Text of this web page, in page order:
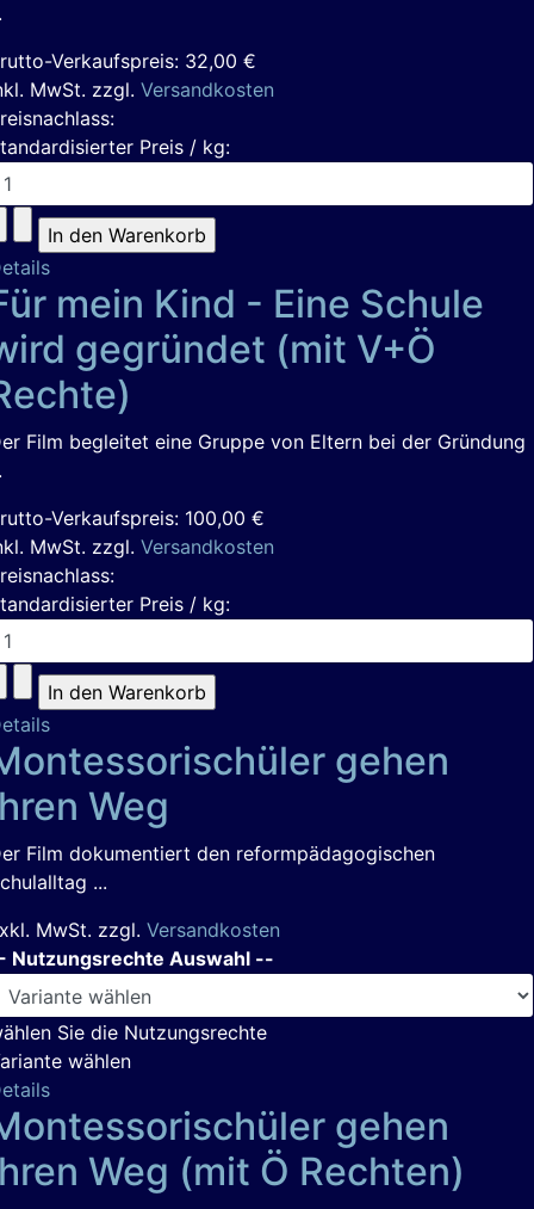
Verkaufspreis: 32,00 €
MwSt. zzgl. Versandkosten
Preis / kg:
mein Kind - Eine Schule
gegründet (mit V+Ö
Film begleitet eine Gruppe von Eltern bei der Gründung
Verkaufspreis: 100,00 €
MwSt. zzgl. Versandkosten
Preis / kg:
gehen
Weg
Film dokumentiert den reformpädagogischen
...
MwSt. zzgl. Versandkosten
Nutzungsrechte Auswahl --
Sie die Nutzungsrechte
wählen
gehen
Weg (mit Ö Rechten)